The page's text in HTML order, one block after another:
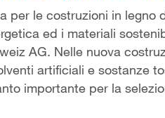
per le costruzioni in legno
ed i materiali
AG. Nelle nuova
artificiali e sostanze
importante per la